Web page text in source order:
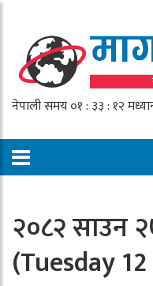
२०८२ साउन
(Tuesday